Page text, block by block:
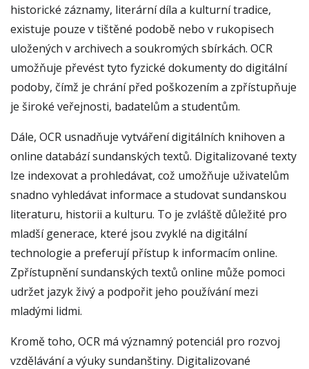
historické záznamy, literární díla a kulturní tradice,
existuje pouze v tištěné podobě nebo v rukopisech
uložených v archivech a soukromých sbírkách. OCR
umožňuje převést tyto fyzické dokumenty do digitální
podoby, čímž je chrání před poškozením a zpřístupňuje
je široké veřejnosti, badatelům a studentům.
Dále, OCR usnadňuje vytváření digitálních knihoven a
online databází sundanských textů. Digitalizované texty
lze indexovat a prohledávat, což umožňuje uživatelům
snadno vyhledávat informace a studovat sundanskou
literaturu, historii a kulturu. To je zvláště důležité pro
mladší generace, které jsou zvyklé na digitální
technologie a preferují přístup k informacím online.
Zpřístupnění sundanských textů online může pomoci
udržet jazyk živý a podpořit jeho používání mezi
mladými lidmi.
Kromě toho, OCR má významný potenciál pro rozvoj
vzdělávání a výuky sundanštiny. Digitalizované